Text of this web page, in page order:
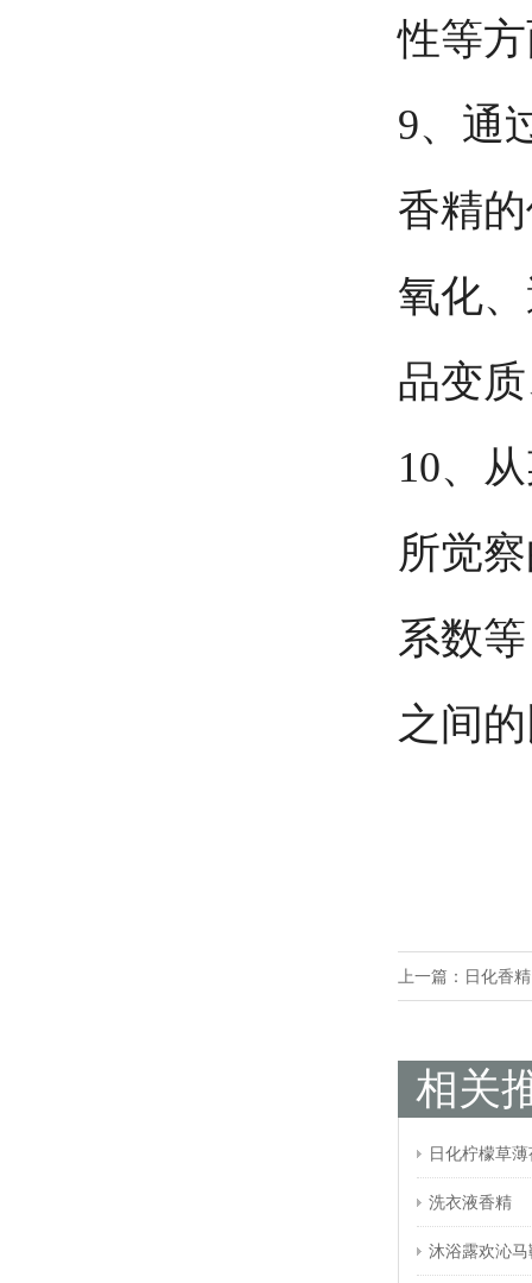
性等
9、通
香精
氧化
品变
10、
所觉
系数
之间
上一篇： 日化香精
相关
日化柠檬草
洗衣液香精
沐浴露欢沁